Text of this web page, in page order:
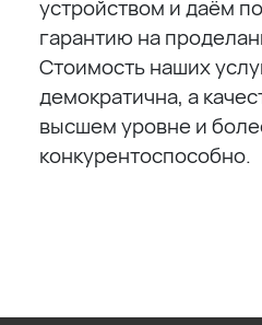
устройством и даём
гарантию на
Стоимость наших
демократична, а
высшем уровне и
конкурентоспособно.